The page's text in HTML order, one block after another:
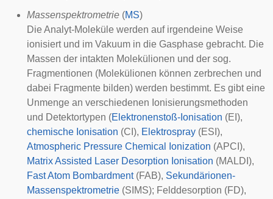
Massenspektrometrie (MS)
Die Analyt-Moleküle werden auf irgendeine Weise
ionisiert und im Vakuum in die Gasphase gebracht. Die
Massen der intakten Molekülionen und der sog.
Fragmentionen (Molekülionen können zerbrechen und
dabei Fragmente bilden) werden bestimmt. Es gibt eine
Unmenge an verschiedenen Ionisierungsmethoden
und Detektortypen (Elektronenstoß-Ionisation (EI),
chemische Ionisation (CI), Elektrospray (ESI),
Atmospheric Pressure Chemical Ionization (APCI),
Matrix Assisted Laser Desorption Ionisation (MALDI),
Fast Atom Bombardment(FAB), Sekundärionen-
Massenspektrometrie (SIMS); Felddesorption (FD),